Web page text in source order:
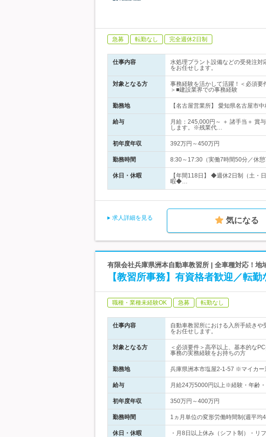
急募 転勤なし 完全週休2日制
仕事内容
水処理プラント設備などの受発注
をお任せします。
対象となる方
事務経験を活かして活躍！＜必須
＞■建設業界での事務経験
勤務地 【名古屋営業所】 愛知県名古屋市
給与
月給：245,000円～ ＋ 諸手当＋ 賞
します。※残業代…
初年度年収 392万円～450万円
勤務時間 8:30～17:30（実働7時間50分／休
休日・休暇
【年間118日】 ◆週休2日制（土・
暇◆…
求人詳細を見る 気になる
有限会社兵庫県洲本自動車教習所 | 全車種対応！地
【教習所事務】有資格者歓迎／転勤
職種・業種未経験OK 急募 転勤なし
仕事内容
自動車教習所における入所手続き
をお任せします。
対象となる方
＜必須要件＞高卒以上、基本的な
事務の実務経験をお持ちの方
勤務地 兵庫県洲本市塩屋2-1-57 ※マイカ
給与 月給24万5000円以上※経験・年齢
初年度年収 350万円～400万円
勤務時間 1ヵ月単位の変形労働時間制(週平
休日・休暇 ・月8日以上休み（シフト制）・リ